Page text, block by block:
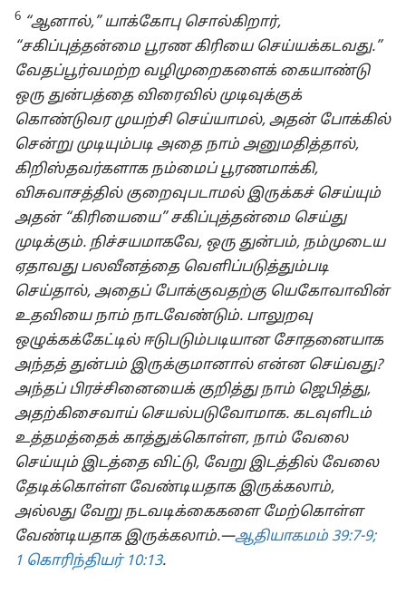
6 “ஆனால்,” யாக்கோபு சொல்கிறார்,
“சகிப்புத்தன்மை பூரண கிரியை செய்யக்கடவது.”
வேதப்பூர்வமற்ற வழிமுறைகளைக் கையாண்டு
ஒரு துன்பத்தை விரைவில் முடிவுக்குக்
கொண்டுவர முயற்சி செய்யாமல், அதன் போக்கில்
சென்று முடியும்படி அதை நாம் அனுமதித்தால்,
கிறிஸ்தவர்களாக நம்மைப் பூரணமாக்கி,
விசுவாசத்தில் குறைவுபடாமல் இருக்கச் செய்யும்
அதன் “கிரியையை” சகிப்புத்தன்மை செய்து
முடிக்கும். நிச்சயமாகவே, ஒரு துன்பம், நம்முடைய
ஏதாவது பலவீனத்தை வெளிப்படுத்தும்படி
செய்தால், அதைப் போக்குவதற்கு யெகோவாவின்
உதவியை நாம் நாடவேண்டும். பாலுறவு
ஒழுக்கக்கேட்டில் ஈடுபடும்படியான சோதனையாக
அந்தத் துன்பம் இருக்குமானால் என்ன செய்வது?
அந்தப் பிரச்சினையைக் குறித்து நாம் ஜெபித்து,
அதற்கிசைவாய் செயல்படுவோமாக. கடவுளிடம்
உத்தமத்தைக் காத்துக்கொள்ள, நாம் வேலை
செய்யும் இடத்தை விட்டு, வேறு இடத்தில் வேலை
தேடிக்கொள்ள வேண்டியதாக இருக்கலாம்,
அல்லது வேறு நடவடிக்கைகளை மேற்கொள்ள
வேண்டியதாக இருக்கலாம்.—ஆதியாகமம் 39:7-9;
1 கொரிந்தியர் 10:13.